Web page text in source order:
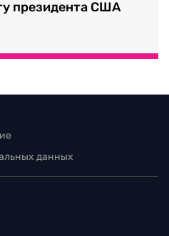
президента США
данных